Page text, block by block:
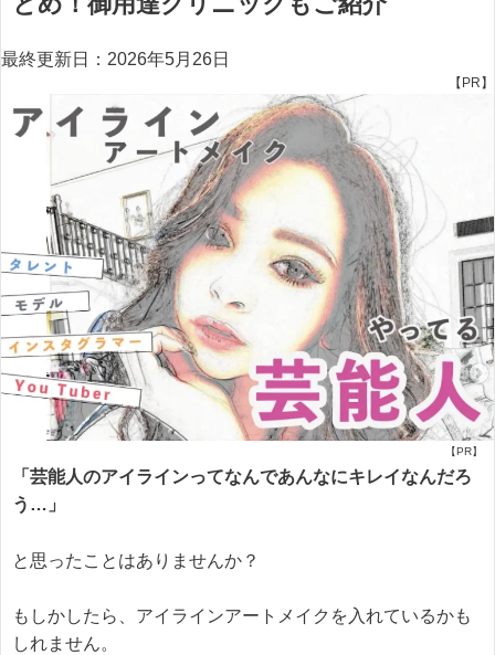
最終更新日：2026年5月26日
【PR】
【PR】
「芸能人のアイラインってなんであんなにキレイなんだろ
う…」
と思ったことはありませんか？
もしかしたら、アイラインアートメイクを入れているかも
しれません。